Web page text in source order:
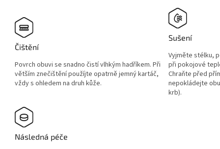
Čištění
Povrch obuvi se snadno čistí vlhkým hadříkem. Při
větším znečištění použíjte opatrně jemný kartáč,
vždy s ohledem na druh kůže.
Sušení
Vyjměte stélku,
při pokojové
Chraňte před
nepokládejte
krb).
Následná péče